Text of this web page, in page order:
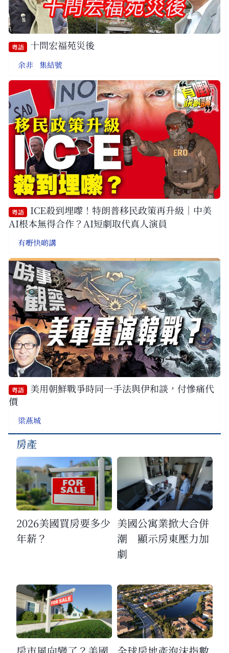
粵語 十問宏福苑災後
余非 集結號
粵語
ICE殺到埋嚟！特朗普移民政策再升級｜中美
AI根本無得合作？AI短劇取代真人演員
有嘢快啲講
粵語
美用朝鮮戰爭時同一手法與伊和談，付慘痛代
價
梁燕城
房產
2026美國買房要多少
年薪？
美國公寓業掀大合併
潮 顯示房東壓力加
劇